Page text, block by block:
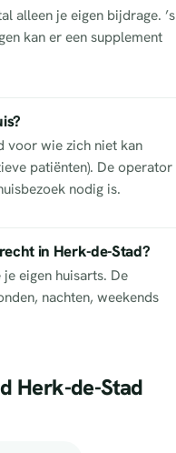
alleen je eigen bijdrage. ’s
kan er een supplement
voor wie zich niet kan
patiënten). De operator
nodig is.
in Herk-de-Stad?
eigen huisarts. De
nachten, weekends
Herk-de-Stad